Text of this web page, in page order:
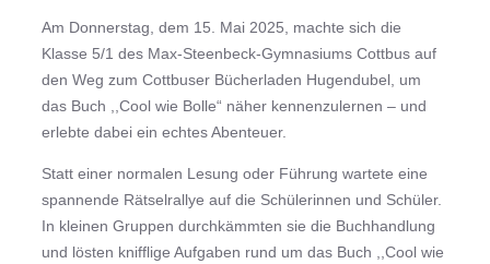
Am Donnerstag, dem 15. Mai 2025, machte sich die
Klasse 5/1 des Max-Steenbeck-Gymnasiums Cottbus auf
den Weg zum Cottbuser Bücherladen Hugendubel, um
das Buch ,,Cool wie Bolle“ näher kennenzulernen – und
erlebte dabei ein echtes Abenteuer.
Statt einer normalen Lesung oder Führung wartete eine
spannende Rätselrallye auf die Schülerinnen und Schüler.
In kleinen Gruppen durchkämmten sie die Buchhandlung
und lösten knifflige Aufgaben rund um das Buch ,,Cool wie